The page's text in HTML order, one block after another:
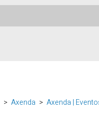
Axenda Axenda |